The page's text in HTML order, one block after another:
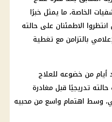
الخاصة، ما يمثل خبرًا
الاطمئنان على حالته
بالتزامن مع تغطية
من خضوعه للعلاج
تدريجيًا قبل مغادرة
وسط اهتمام واسع من محبيه